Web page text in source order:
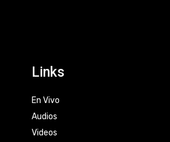
Links
En Vivo
Audios
Videos